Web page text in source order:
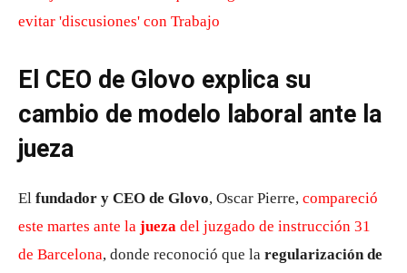
El CEO de Glovo explica su
cambio de modelo laboral ante la
jueza
El fundador y CEO de Glovo, Oscar Pierre, compareció
este martes ante la jueza del juzgado de instrucción 31
de Barcelona, donde reconoció que la regularización de